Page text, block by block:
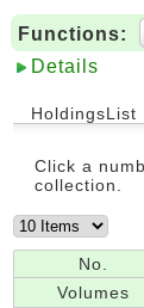
Functions:
Details
HoldingsList
Click a
collection.
No.
Volumes